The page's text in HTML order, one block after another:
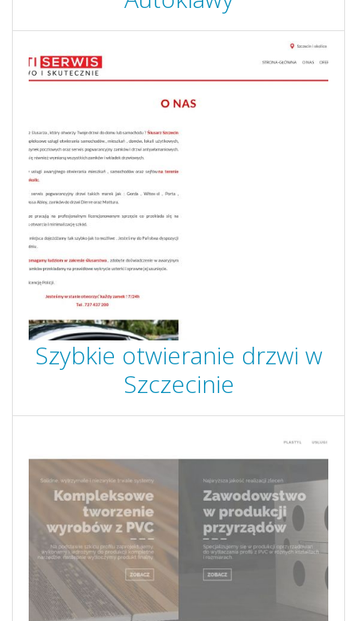
Szybkie otwieranie drzwi w
Szczecinie